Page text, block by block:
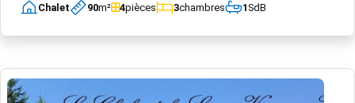
Chalet 90m² 4pièces 3chambres 1SdB